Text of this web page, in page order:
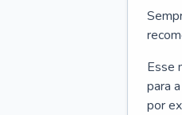
Esse
para
por